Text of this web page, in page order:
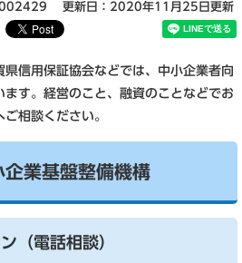
更新日：2020年11月25日更新
信用保証協会などでは、中小企業者向
す。経営のこと、融資のことなどでお
相談ください。
業基盤整備機構
（電話相談）